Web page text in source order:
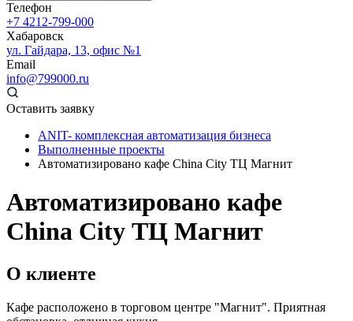
Телефон
+7 4212-799-000
Хабаровск
ул. Гайдара, 13, офис №1
Email
info@799000.ru
Оставить заявку
ANIT- комплексная автоматизация бизнеса
Выполненные проекты
Автоматизировано кафе China City ТЦ Магнит
Автоматизировано кафе
China City ТЦ Магнит
О клиенте
Кафе расположено в торговом центре "Магнит". Приятная